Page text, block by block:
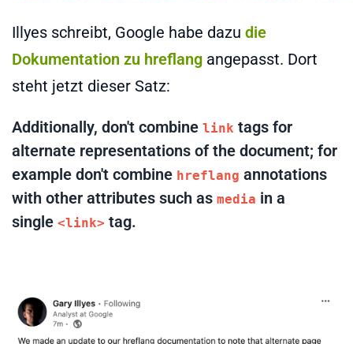
Illyes schreibt, Google habe dazu die
Dokumentation zu hreflang angepasst. Dort
steht jetzt dieser Satz:
Additionally, don't combine link tags for
alternate representations of the document; for
example don't combine hreflang annotations
with other attributes such as media in a
single <link> tag.